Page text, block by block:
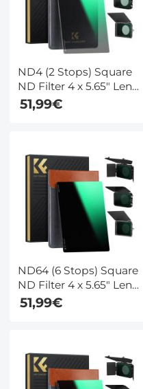
ND4 (2 Stops) Square
ND Filter 4 x 5.65" Lens
Filter Met Neutrale
51,99€
ND64 (6 Stops) Square
ND Filter 4 x 5.65" Lens
Filter Met Neutrale
Dichtheid Compatibel
51,99€